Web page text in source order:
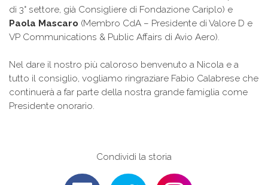
di 3° settore, già Consigliere di Fondazione Cariplo) e
Paola Mascaro (Membro CdA – Presidente di Valore D e
VP Communications & Public Affairs di Avio Aero).
Nel dare il nostro più caloroso benvenuto a Nicola e a
tutto il consiglio, vogliamo ringraziare Fabio Calabrese che
continuerà a far parte della nostra grande famiglia come
Presidente onorario.
Condividi la storia